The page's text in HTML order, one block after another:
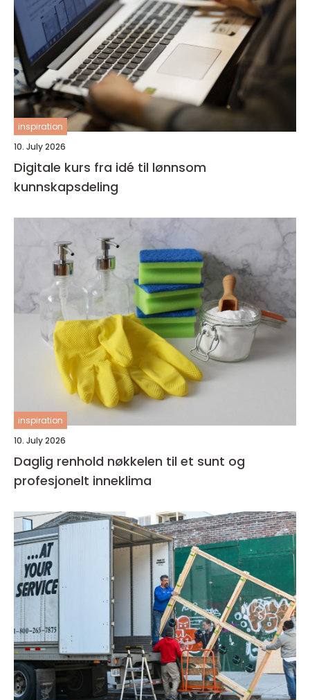
inspiration
10. July 2026
Digitale kurs fra idé til lønnsom
kunnskapsdeling
inspiration
10. July 2026
Daglig renhold nøkkelen til et sunt og
profesjonelt inneklima